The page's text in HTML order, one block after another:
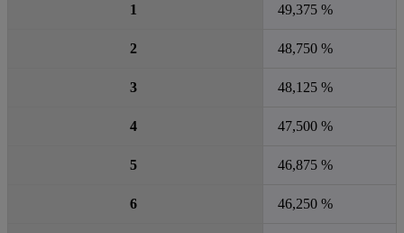
1 49,375 %
2 48,750 %
3 48,125 %
4 47,500 %
5 46,875 %
6 46,250 %